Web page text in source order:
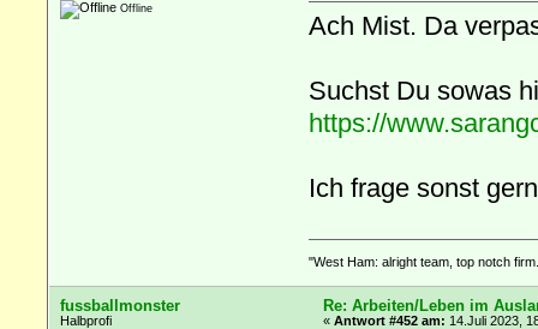
Offline
Ach Mist. Da
Suchst Du sowas
https://
Ich frage sonst
"West Ham: alright team, top notch
fussballmonster
Halbprofi
Re: Arbeiten/Leben im
«Antwort #452 am: 14.Juli 2023,